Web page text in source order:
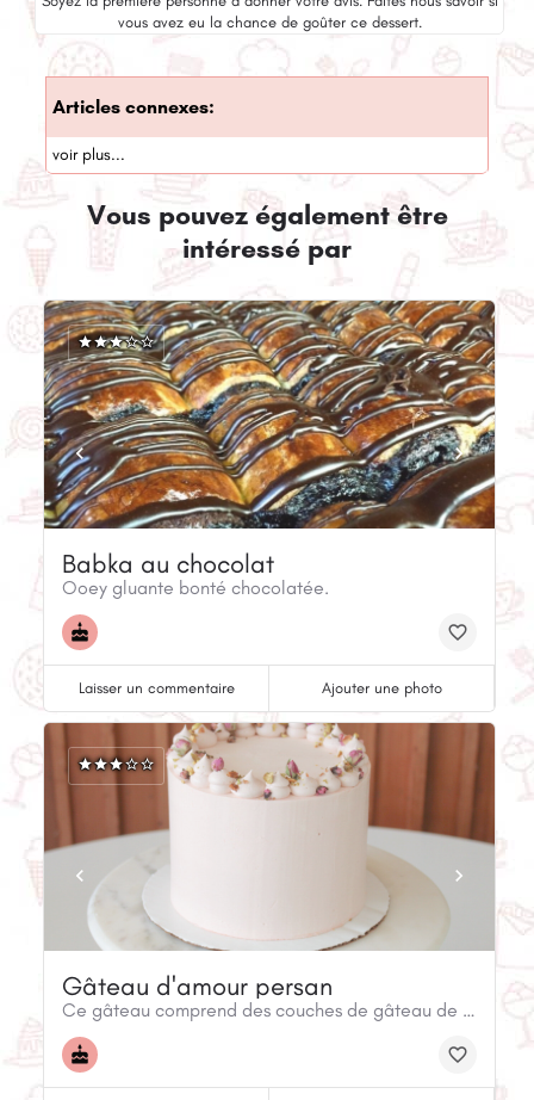
vous avez eu la chance de goûter ce dessert.
Articles connexes:
voir plus...
Vous pouvez également être
intéressé par
Babka au chocolat
Ooey gluante bonté chocolatée.
Laisser un commentaire Ajouter une photo
Gâteau d'amour persan
Ce gâteau comprend des couches de gâteau de boue au caramel au chocolat blanc, parfumé à la cardamome et à la cannelle.